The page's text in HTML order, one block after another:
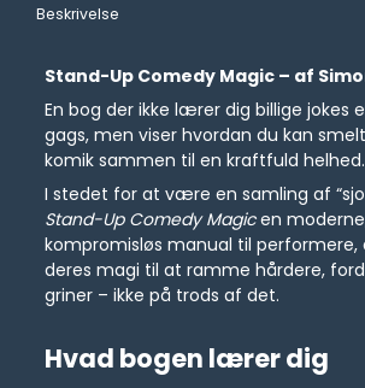
Beskrivelse
Stand-Up Comedy Magic – af
En bog der ikke lærer dig billige jokes
gags, men viser hvordan du kan
komik sammen til en kraftfuld helhed.
I stedet for at være en samling af
Stand-Up Comedy Magicen
kompromisløs manual til performere,
deres magi til at ramme hårdere,
griner – ikke på trods af det.
Hvad bogen lærer dig